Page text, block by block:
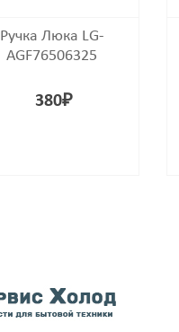
Ручка Люка LG-
AGF76506325
380₽